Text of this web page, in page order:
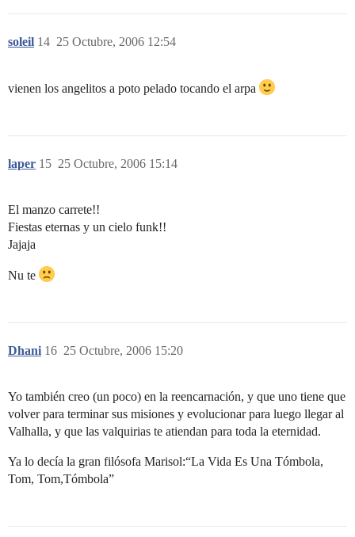
soleil 25 Octubre, 2006 12:54
14
vienen los angelitos a poto pelado tocando el arpa
laper 25 Octubre, 2006 15:14
15
El manzo carrete!!
Fiestas eternas y un cielo funk!!
Jajaja
Nu te
Dhani 25 Octubre, 2006 15:20
16
Yo también creo (un poco) en la reencarnación, y que uno tiene que
volver para terminar sus misiones y evolucionar para luego llegar al
Valhalla, y que las valquirias te atiendan para toda la eternidad.
Ya lo decía la gran filósofa Marisol:“La Vida Es Una Tómbola,
Tom, Tom,Tómbola”